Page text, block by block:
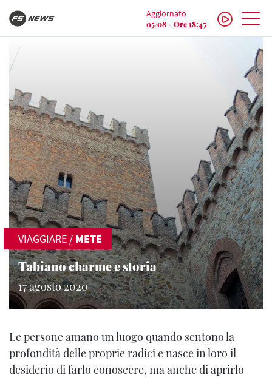
Aggiornato
05/08 - Ore 18:45
VIAGGIARE / METE
Tabiano charme e storia
17 agosto 2020
Le persone amano un luogo quando sentono la
profondità delle proprie radici e nasce in loro il
desiderio di farlo conoscere, ma anche di aprirlo